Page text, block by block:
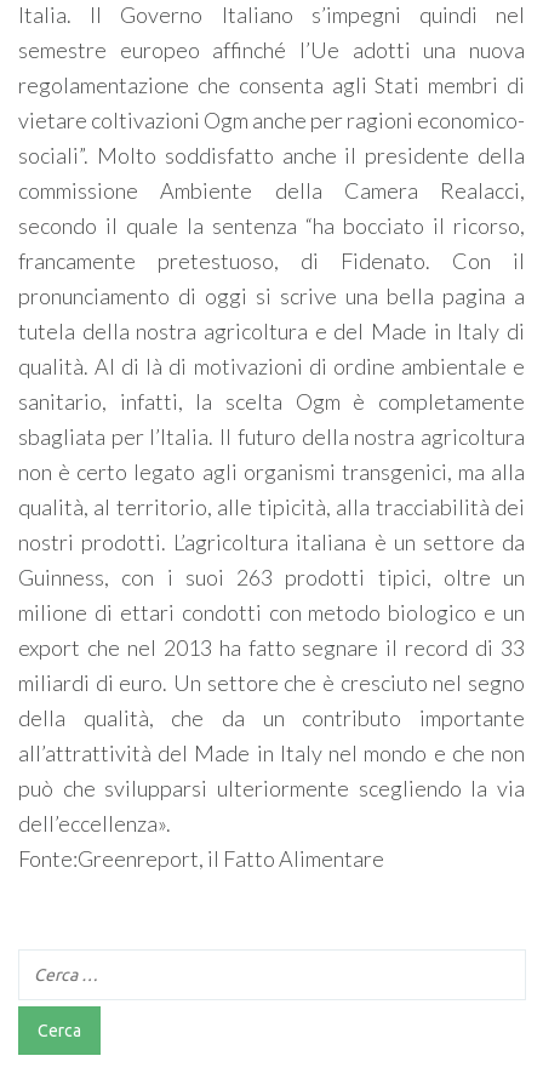
Italia. Il Governo Italiano s’impegni quindi nel
semestre europeo affinché l’Ue adotti una nuova
regolamentazione che consenta agli Stati membri di
vietare coltivazioni Ogm anche per ragioni economico-
sociali”. Molto soddisfatto anche il presidente della
commissione Ambiente della Camera Realacci,
secondo il quale la sentenza “ha bocciato il ricorso,
francamente pretestuoso, di Fidenato. Con il
pronunciamento di oggi si scrive una bella pagina a
tutela della nostra agricoltura e del Made in Italy di
qualità. Al di là di motivazioni di ordine ambientale e
sanitario, infatti, la scelta Ogm è completamente
sbagliata per l’Italia. Il futuro della nostra agricoltura
non è certo legato agli organismi transgenici, ma alla
qualità, al territorio, alle tipicità, alla tracciabilità dei
nostri prodotti. L’agricoltura italiana è un settore da
Guinness, con i suoi 263 prodotti tipici, oltre un
milione di ettari condotti con metodo biologico e un
export che nel 2013 ha fatto segnare il record di 33
miliardi di euro. Un settore che è cresciuto nel segno
della qualità, che da un contributo importante
all’attrattività del Made in Italy nel mondo e che non
può che svilupparsi ulteriormente scegliendo la via
dell’eccellenza».
Fonte:Greenreport, il Fatto Alimentare